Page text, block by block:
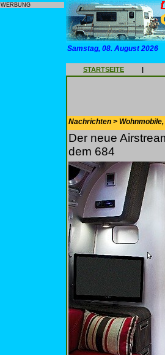
WERBUNG
Samstag, 08. August 2026
STARTSEITE |
Nachrichten >
Der neue
dem 684